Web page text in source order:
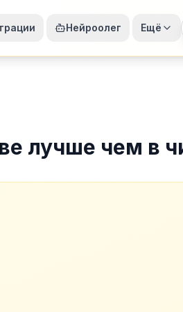
Нейроолег Ещё
лучше чем в